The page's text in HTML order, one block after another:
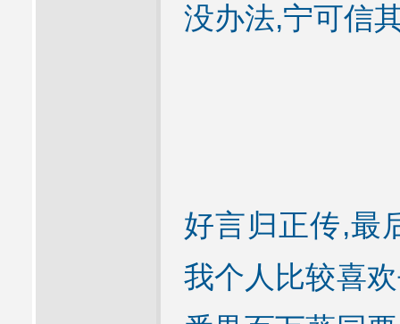
没办法,宁可信
好言归正传,最
我个人比较喜